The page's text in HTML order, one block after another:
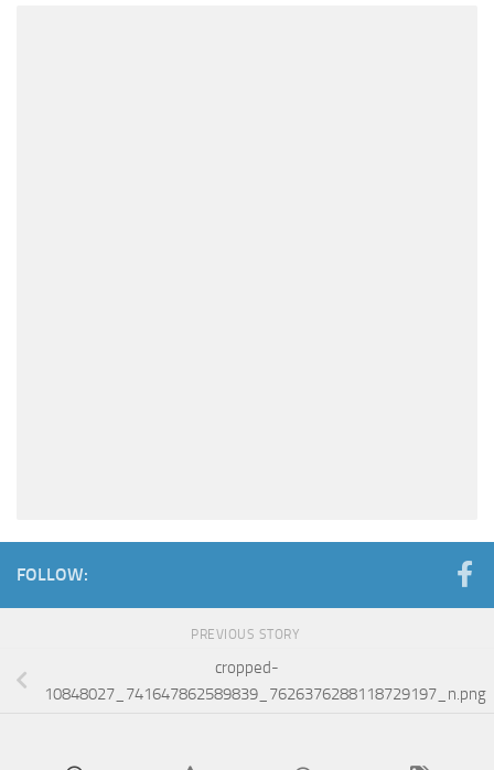
FOLLOW:
PREVIOUS STORY
cropped-
10848027_741647862589839_7626376288118729197_n.png